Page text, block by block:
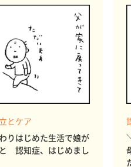
とケア
りはじめた生活で娘が
認知症、はじめまし